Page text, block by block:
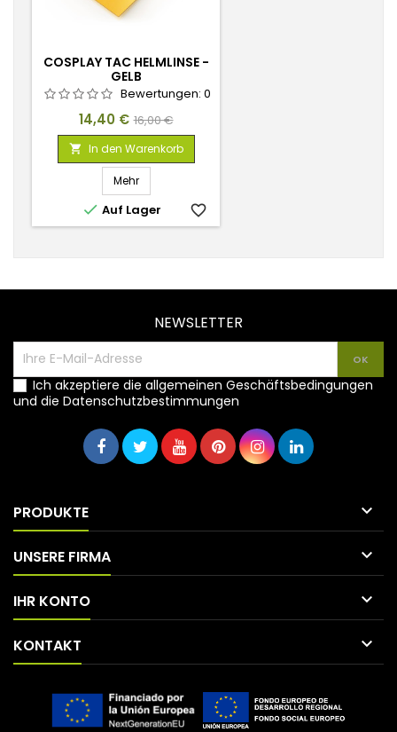
COSPLAY TAC HELMLINSE -
GELB
Bewertungen: 0
Preis
14,40 € Verkaufspreis
16,00 €
 In den Warenkorb
Mehr
 Auf Lager favorite_border
NEWSLETTER
Ich akzeptiere die allgemeinen Geschäftsbedingungen
und die Datenschutzbestimmungen
PRODUKTE 
UNSERE FIRMA 
IHR KONTO 
KONTAKT 